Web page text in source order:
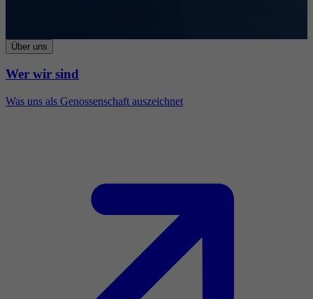
Über uns
Wer wir sind
Was uns als Genossenschaft auszeichnet